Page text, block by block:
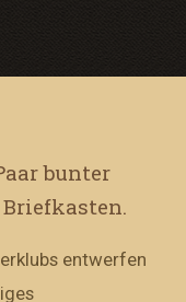
bunter
entwerfen